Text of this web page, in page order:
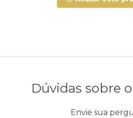
Dúvidas sobre
Envie sua